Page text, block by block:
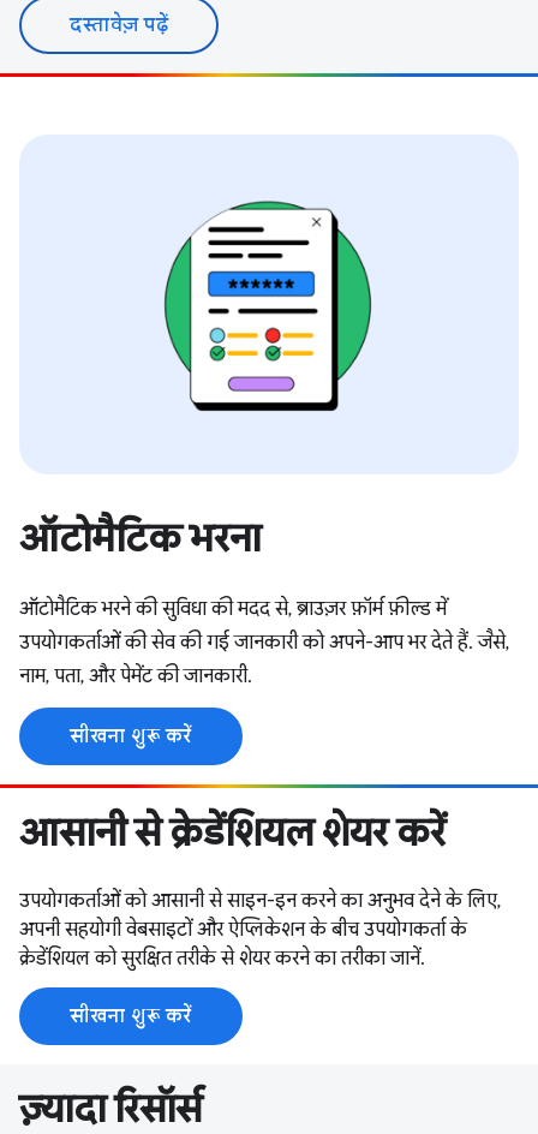
दस्तावेज़ पढ़ें
ऑटोमैटिक भरना
ऑटोमैटिक भरने की सुविधा की मदद से, ब्राउज़र फ़ॉर्म फ़ील्ड में
उपयोगकर्ताओं की सेव की गई जानकारी को अपने-आप भर देते हैं. जैसे,
नाम, पता, और पेमेंट की जानकारी.
सीखना शुरू करें
आसानी से क्रेडेंशियल शेयर करें
उपयोगकर्ताओं को आसानी से साइन-इन करने का अनुभव देने के लिए,
अपनी सहयोगी वेबसाइटों और ऐप्लिकेशन के बीच उपयोगकर्ता के
क्रेडेंशियल को सुरक्षित तरीके से शेयर करने का तरीका जानें.
सीखना शुरू करें
ज़्यादा रिसॉर्स